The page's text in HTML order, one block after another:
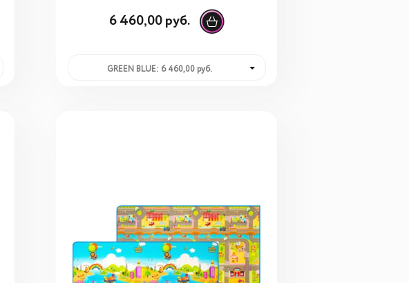
6 460,00 руб.
GREEN BLUE: 6 460,00 руб.